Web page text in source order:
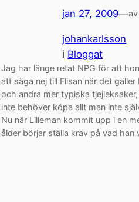
jan 27, 2009—av
johankarlsson
i Bloggat
Jag har länge retat NPG för att
att säga nej till Flisan när det
och andra mer typiska
inte behöver köpa allt man inte
Nu när Lilleman kommit upp i en
ålder börjar ställa krav på vad han